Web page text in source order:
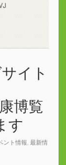
イト
博覧
す
ント情報, 最新情